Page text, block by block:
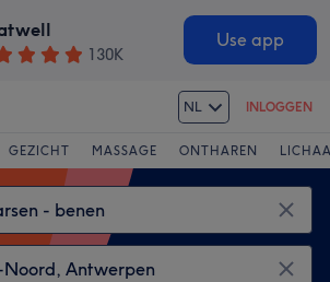
130K
Use app
NL INLOGGEN
GEZICHT MASSAGE ONTHAREN